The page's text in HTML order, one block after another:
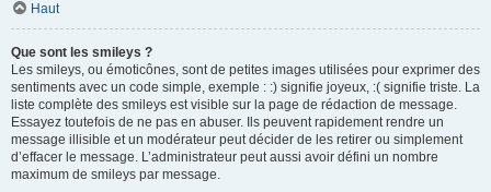
Haut
Que sont les smileys ?
Les smileys, ou émoticônes, sont de petites images utilisées pour exprimer des
sentiments avec un code simple, exemple : :) signifie joyeux, :( signifie triste. La
liste complète des smileys est visible sur la page de rédaction de message.
Essayez toutefois de ne pas en abuser. Ils peuvent rapidement rendre un
message illisible et un modérateur peut décider de les retirer ou simplement
d’effacer le message. L’administrateur peut aussi avoir défini un nombre
maximum de smileys par message.